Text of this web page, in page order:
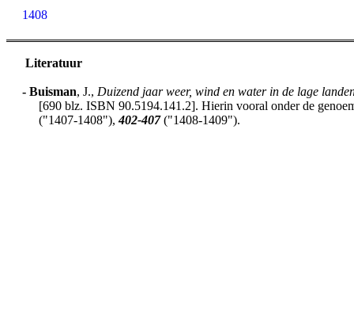
1408
Literatuur
- Buisman, J., Duizend jaar weer, wind en water in de lage
[690 blz. ISBN 90.5194.141.2]. Hierin vooral onder de
("1407-1408"),402-407("1408-1409").